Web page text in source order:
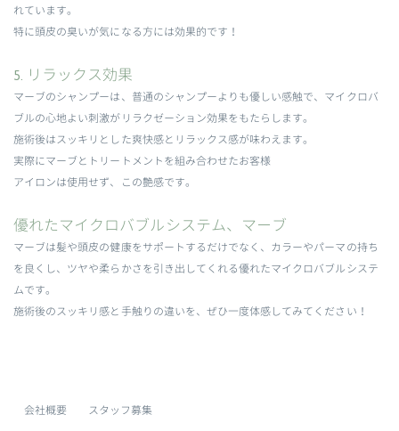
れています。
特に頭皮の臭いが気になる方には効果的です！
5. リラックス効果
マーブのシャンプーは、普通のシャンプーよりも優しい感触で、マイクロバ
ブルの心地よい刺激がリラクゼーション効果をもたらします。
施術後はスッキリとした爽快感とリラックス感が味わえます。
実際にマーブとトリートメントを組み合わせたお客様
アイロンは使用せず、この艶感です。
優れたマイクロバブルシステム、マーブ
マーブは髪や頭皮の健康をサポートするだけでなく、カラーやパーマの持ち
を良くし、ツヤや柔らかさを引き出してくれる優れたマイクロバブルシステ
ムです。
施術後のスッキリ感と手触りの違いを、ぜひ一度体感してみてください！
会社概要 スタッフ募集